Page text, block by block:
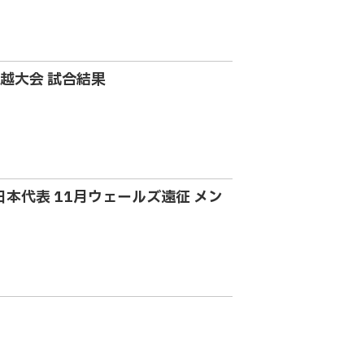
大会 試合結果
代表 11月ウェールズ遠征 メン